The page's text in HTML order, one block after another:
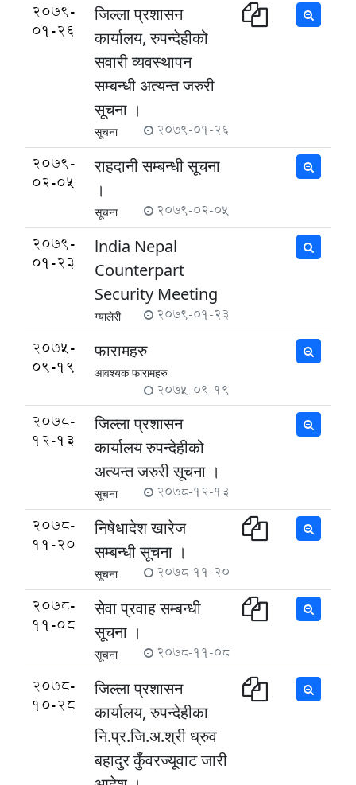
2079-
01-26
जिल्ला प्रशासन
कार्यालय, रुपन्देहीको
सवारी व्यवस्थापन
सम्बन्धी अत्यन्त जरुरी
सूचना ।
सूचना 2079-01-26
2079-
02-05
राहदानी सम्बन्धी सूचना
।
सूचना 2079-02-05
2079-
01-23
lndia Nepal
Counterpart
Security Meeting
ग्यालेरी 2079-01-23
2075-
09-19
फारामहरु
आवश्यक फारामहरु
2075-09-19
2078-
12-13
जिल्ला प्रशासन
कार्यालय रुपन्देहीको
अत्यन्त जरुरी सूचना ।
सूचना 2078-12-13
2078-
11-20
निषेधादेश खारेज
सम्बन्धी सूचना ।
सूचना 2078-11-20
2078-
11-08
सेवा प्रवाह सम्बन्धी
सूचना ।
सूचना 2078-11-08
2078-
10-28
जिल्ला प्रशासन
कार्यालय, रुपन्देहीका
नि.प्र.जि.अ.श्री ध्रुव
बहादुर कुँवरज्यूवाट जारी